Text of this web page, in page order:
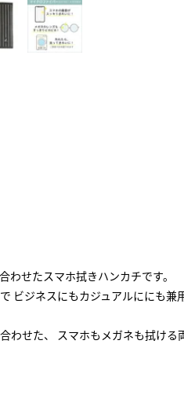
せたスマホ拭きハンカチです。
ビジネスにもカジュアルににも兼
わせた、 スマホもメガネも拭ける